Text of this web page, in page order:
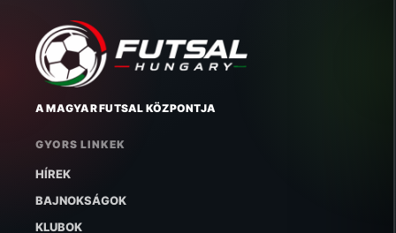
A MAGYAR FUTSAL KÖZPONTJA
GYORS LINKEK
HÍREK
BAJNOKSÁGOK
KLUBOK